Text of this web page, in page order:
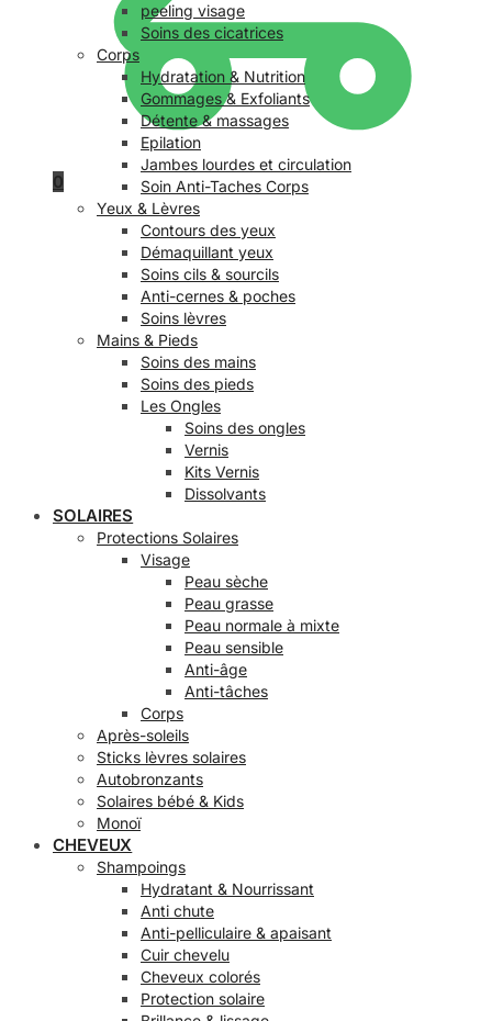
0
peeling visage
Soins des cicatrices
Corps
Hydratation & Nutrition
Gommages & Exfoliants
Détente & massages
Epilation
Jambes lourdes et circulation
Soin Anti-Taches Corps
Yeux & Lèvres
Contours des yeux
Démaquillant yeux
Soins cils & sourcils
Anti-cernes & poches
Soins lèvres
Mains & Pieds
Soins des mains
Soins des pieds
Les Ongles
Soins des ongles
Vernis
Kits Vernis
Dissolvants
SOLAIRES
Protections Solaires
Visage
Peau sèche
Peau grasse
Peau normale à mixte
Peau sensible
Anti-âge
Anti-tâches
Corps
Après-soleils
Sticks lèvres solaires
Autobronzants
Solaires bébé & Kids
Monoï
CHEVEUX
Shampoings
Hydratant & Nourrissant
Anti chute
Anti-pelliculaire & apaisant
Cuir chevelu
Cheveux colorés
Protection solaire